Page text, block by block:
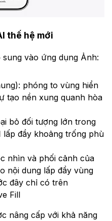
thế hệ mới
vào ứng dụng Ảnh:
phóng to vùng hiển
tạo nền xung quanh hòa
bỏ đối tượng lớn trong
đầy khoảng trống phù
nhìn và phối cảnh của
nội dung lấp đầy vùng
đây chỉ có trên
Fill
nâng cấp với khả năng